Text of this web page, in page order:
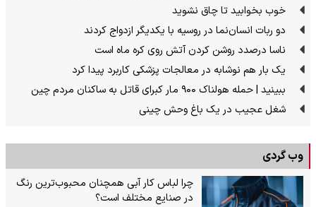
خوب بخوابید تا چاق نشوید
دو ربات انسان‌نما در روسیه با یکدیگر ازدواج کردند
ناسا درصدد روشن کردن آتش روی کره ماه است
یک بار هم نوشابه در معالجات پزشکی کاربرد پیدا کرد
ببینید | حمله هولناک ۹۰۰ مار کبرای قاتل به ساکنان مردم چین
شغل عجیب در یک باغ وحش چینی
وب گردی
چرا لباس کار آبی همچنان محبوب‌ترین رنگ
در صنایع مختلف است؟